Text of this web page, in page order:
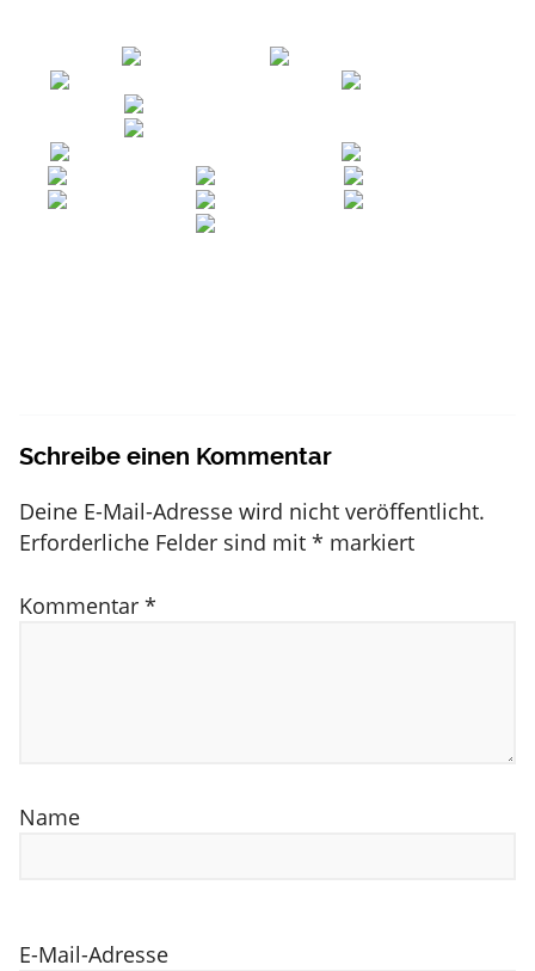
Schreibe einen Kommentar
Deine E-Mail-Adresse wird nicht veröffentlicht.
Erforderliche Felder sind mit * markiert
Kommentar *
Name
E-Mail-Adresse